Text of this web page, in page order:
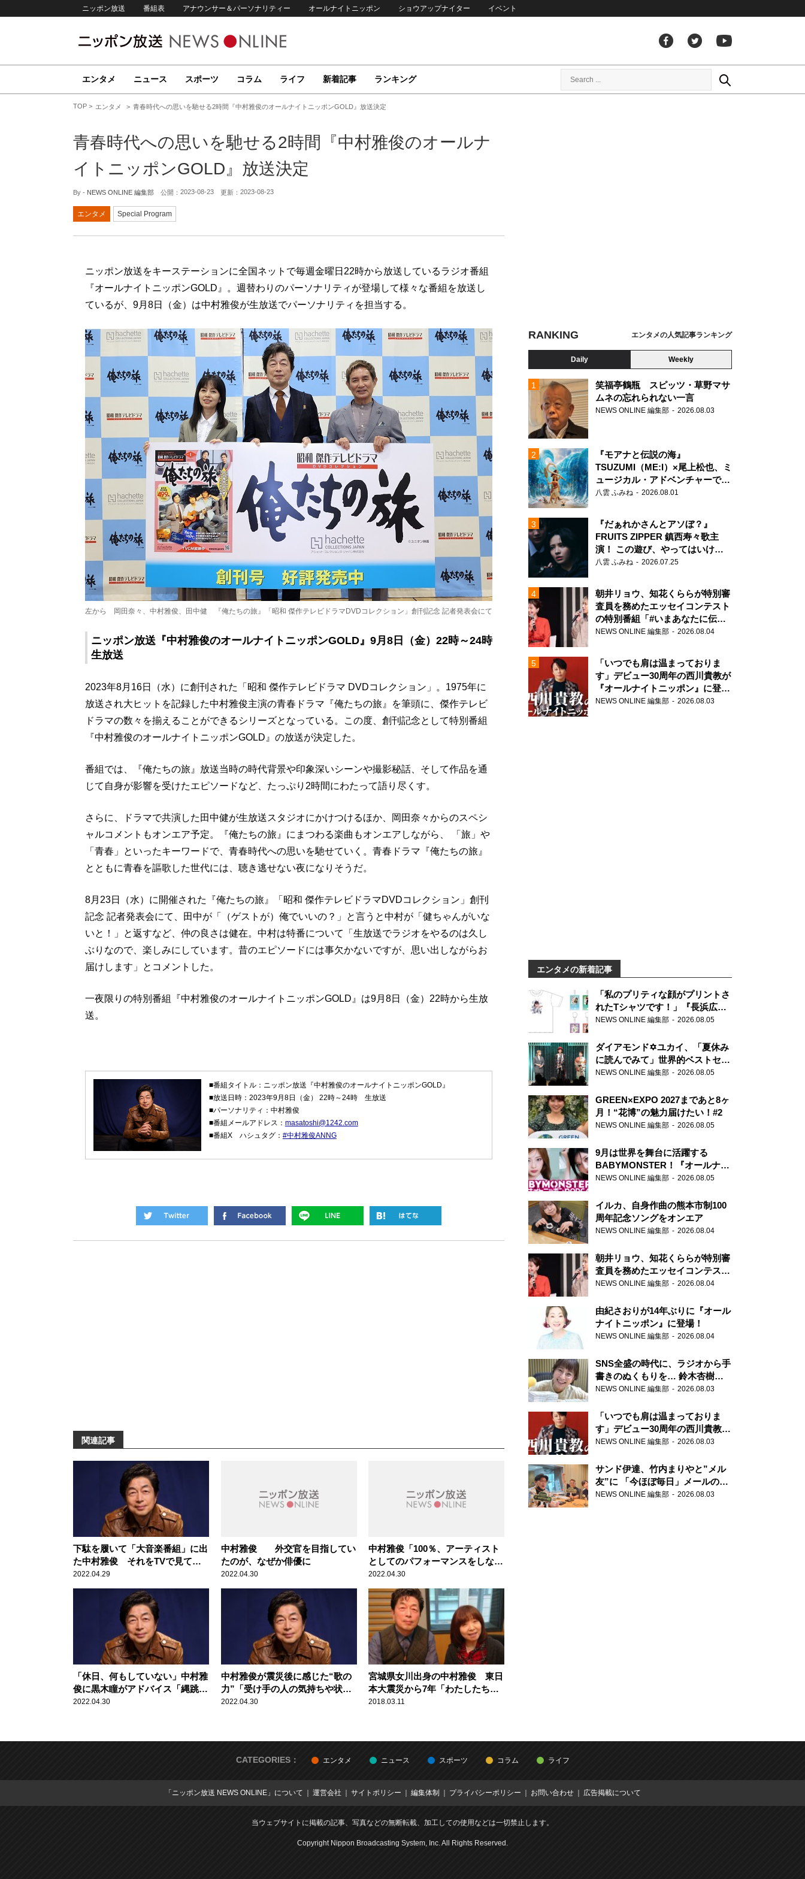
ニッポン放送 番組表 アナウンサー＆パーソナリティー オールナイトニッポン ショウアップナイター イベント
エンタメ ニュース スポーツ コラム ライフ 新着記事 ランキング
TOP エンタメ 青春時代への思いを馳せる2時間『中村雅俊のオールナイトニッポンGOLD』放送決定
青春時代への思いを馳せる2時間『中村雅俊のオールナ
イトニッポンGOLD』放送決定
By - NEWS ONLINE 編集部 公開： 2023-08-23 更新： 2023-08-23
エンタメ Special Program
ニッポン放送をキーステーションに全国ネットで毎週金曜日22時から放送しているラジオ番組
『オールナイトニッポンGOLD』。週替わりのパーソナリティが登場して様々な番組を放送し
ているが、9月8日（金）は中村雅俊が生放送でパーソナリティを担当する。
左から 岡田奈々、中村雅俊、田中健 『俺たちの旅』「昭和 傑作テレビドラマDVDコレクション」創刊記念 記者発表会にて
ニッポン放送『中村雅俊のオールナイトニッポンGOLD』9月8日（金）22時～24時
生放送
2023年8月16日（水）に創刊された「昭和 傑作テレビドラマ DVDコレクション」。1975年に
放送され大ヒットを記録した中村雅俊主演の青春ドラマ『俺たちの旅』を筆頭に、傑作テレビ
ドラマの数々を揃えることができるシリーズとなっている。この度、創刊記念として特別番組
『中村雅俊のオールナイトニッポンGOLD』の放送が決定した。
番組では、『俺たちの旅』放送当時の時代背景や印象深いシーンや撮影秘話、そして作品を通
じて自身が影響を受けたエピソードなど、たっぷり2時間にわたって語り尽くす。
さらに、ドラマで共演した田中健が生放送スタジオにかけつけるほか、岡田奈々からのスペシ
ャルコメントもオンエア予定。『俺たちの旅』にまつわる楽曲もオンエアしながら、 「旅」や
「青春」といったキーワードで、青春時代への思いを馳せていく。青春ドラマ『俺たちの旅』
とともに青春を謳歌した世代には、聴き逃せない夜になりそうだ。
8月23日（水）に開催された『俺たちの旅』「昭和 傑作テレビドラマDVDコレクション」創刊
記念 記者発表会にて、田中が「（ゲストが）俺でいいの？」と言うと中村が「健ちゃんがいな
いと！」と返すなど、仲の良さは健在。中村は特番について「生放送でラジオをやるのは久し
ぶりなので、楽しみにしています。昔のエピソードには事欠かないですが、思い出しながらお
届けします」とコメントした。
一夜限りの特別番組『中村雅俊のオールナイトニッポンGOLD』は9月8日（金）22時から生放
送。
■番組タイトル：ニッポン放送『中村雅俊のオールナイトニッポンGOLD』
■放送日時：2023年9月8日（金） 22時～24時 生放送
■パーソナリティ：中村雅俊
■番組メールアドレス： masatoshi@1242.com
■番組X ハシュタグ： #中村雅俊ANNG
関連記事
下駄を履いて「大音楽番組」に出
た中村雅俊 それをTVで見て強
い印象に残った黒木瞳
2022.04.29
中村雅俊 外交官を目指してい
たのが、なぜか俳優に
2022.04.30
中村雅俊「100％、アーティスト
としてのパフォーマンスをしなけ
ればいけない」 歌手としての自
分を語る
2022.04.30
「休日、何もしていない」中村雅
俊に黒木瞳がアドバイス「縄跳
び、どうでしょう」
2022.04.30
中村雅俊が震災後に感じた“歌の
力”「受け手の人の気持ちや状況
によって、歌は変化します」
2022.04.30
宮城県女川出身の中村雅俊 東日
本大震災から7年「わたしたちに
できること・音楽の力」を語る
2018.03.11
RANKING エンタメの人気記事ランキング
Daily Weekly
笑福亭鶴瓶 スピッツ・草野マサ
ムネの忘れられない一言
NEWS ONLINE 編集部 2026.08.03
『モアナと伝説の海』
TSUZUMI（ME:I）×尾上松也、ミ
ュージカル・アドベンチャーで美
声を響かせる
八雲 ふみね 2026.08.01
『だぁれかさんとアソぼ？』
FRUITS ZIPPER 鎮西寿々歌主
演！ この遊び、やってはいけま
せん。
八雲 ふみね 2026.07.25
朝井リョウ、知花くららが特別審
査員を務めたエッセイコンテスト
の特別番組「#いまあなたに伝え
たいこと」
NEWS ONLINE 編集部 2026.08.04
「いつでも肩は温まっておりま
す」デビュー30周年の西川貴教が
『オールナイトニッポン』に登
場！
NEWS ONLINE 編集部 2026.08.03
エンタメの新着記事
「私のプリティな顔がプリントさ
れたTシャツです！」『長浜広奈
天下無双』初の番組グッズ発売
NEWS ONLINE 編集部 2026.08.05
ダイアモンド✡ユカイ、「夏休み
に読んでみて」世界的ベストセラ
ー『アナスタシア』を紹介
NEWS ONLINE 編集部 2026.08.05
GREEN×EXPO 2027まであと8ヶ
月！“花博”の魅力届けたい！#2
NEWS ONLINE 編集部 2026.08.05
9月は世界を舞台に活躍する
BABYMONSTER！『オールナイ
トニッポンPODCAST』月替わり
NEWS ONLINE 編集部 2026.08.05
イルカ、自身作曲の熊本市制100
周年記念ソングをオンエア
NEWS ONLINE 編集部 2026.08.04
朝井リョウ、知花くららが特別審
査員を務めたエッセイコンテスト
の特別番組「#いまあなたに伝え
NEWS ONLINE 編集部 2026.08.04
由紀さおりが14年ぶりに『オール
ナイトニッポン』に登場！
NEWS ONLINE 編集部 2026.08.04
SNS全盛の時代に、ラジオから手
書きのぬくもりを… 鈴木杏樹の
直筆はがきが届く！
郵便局
NEWS ONLINE 編集部 2026.08.03
「いつでも肩は温まっておりま
す」デビュー30周年の西川貴教が
『オールナイトニッポン』に登
NEWS ONLINE 編集部 2026.08.03
サンド伊達、竹内まりやと”メル
友”に 「今ほぼ毎日」メールのや
り取り明かす
NEWS ONLINE 編集部 2026.08.03
CATEGORIES： エンタメ ニュース スポーツ コラム ライフ
「ニッポン放送 NEWS ONLINE」について 運営会社 サイトポリシー 編集体制 プライバシーポリシー お問い合わせ 広告掲載について
当ウェブサイトに掲載の記事、写真などの無断転載、加工しての使用などは一切禁止します。
Copyright Nippon Broadcasting System, Inc. All Rights Reserved.